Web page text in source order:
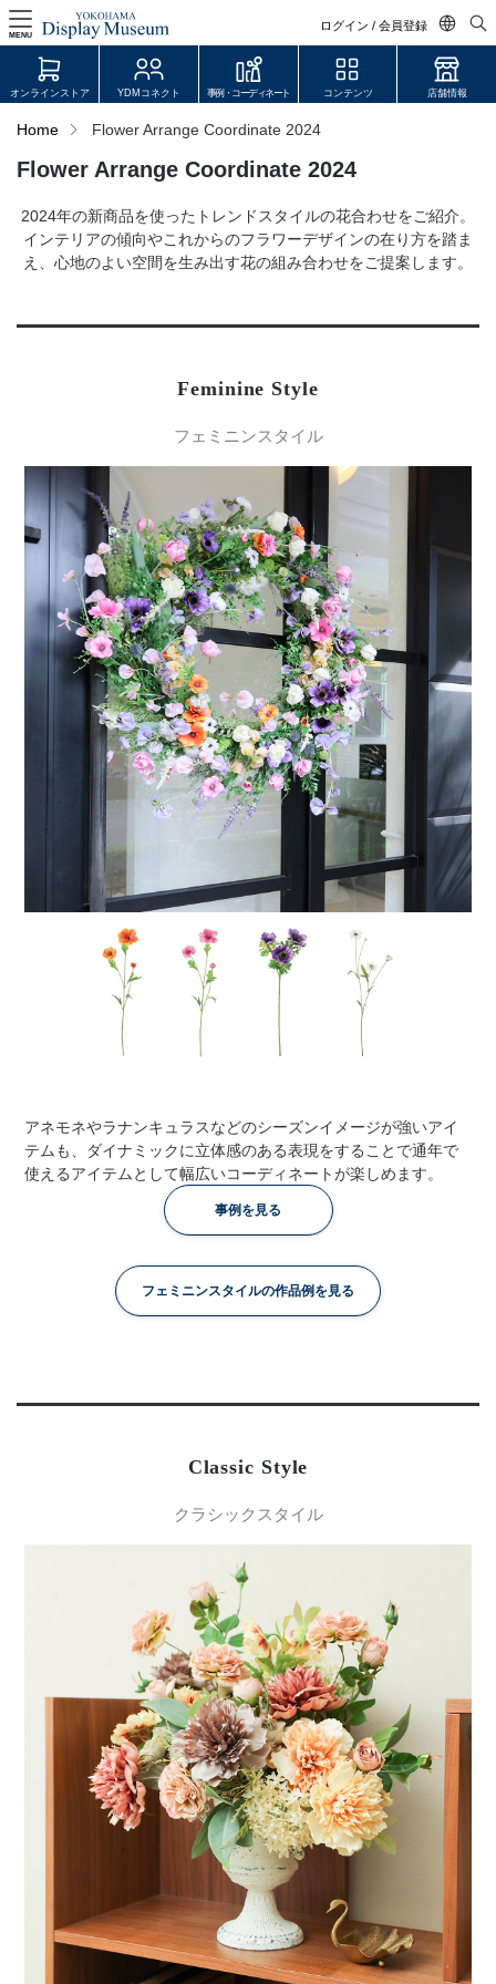
ログイン / 会員登録
日本語
MENU
ログイン・会員登録
オンラインストア
JDCA(ディスプレイスクール)
店舗情報・営業日
会社情報
採用情報
お問い合わせ
プライバシーポリシー
OFFICIAL SNS
オンラインストア YDMコネクト 事例・コーディネート コンテンツ 店舗情報
Home Flower Arrange Coordinate 2024
Flower Arrange Coordinate 2024
2024年の新商品を使ったトレンドスタイルの花合わせをご紹介。
インテリアの傾向やこれからのフラワーデザインの在り方を踏ま
え、心地のよい空間を生み出す花の組み合わせをご提案します。
Feminine Style
フェミニンスタイル
アネモネやラナンキュラスなどのシーズンイメージが強いアイ
テムも、ダイナミックに立体感のある表現をすることで通年で
使えるアイテムとして幅広いコーディネートが楽しめます。
事例を見る
フェミニンスタイルの作品例を見る
Classic Style
クラシックスタイル